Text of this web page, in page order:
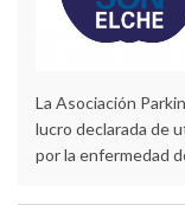
La Asociación
lucro declarada de
por la enfermedad